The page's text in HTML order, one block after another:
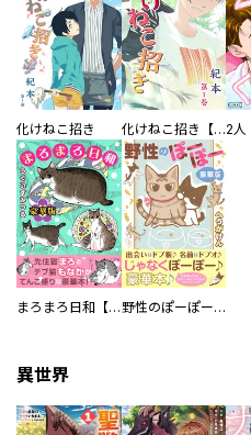
化けねこ招き 化けねこ招き【描きおろし付合冊版】
まろまろ日和【豪華版】 野性のぽーぽー【豪華版】
異世界